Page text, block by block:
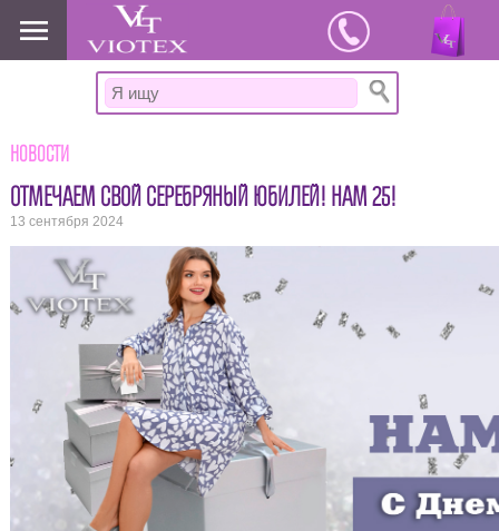
www.viotex37.ru
Новости
ОТМЕЧАЕМ СВОЙ СЕРЕБРЯНЫЙ ЮБИЛЕЙ! НАМ 25!
13 сентября 2024